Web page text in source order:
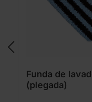
Funda de
(plegada)